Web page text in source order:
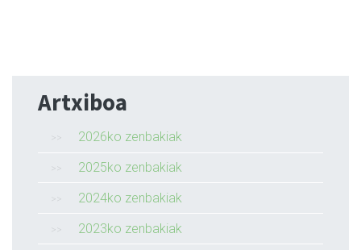
Artxiboa
2026ko zenbakiak
2025ko zenbakiak
2024ko zenbakiak
2023ko zenbakiak